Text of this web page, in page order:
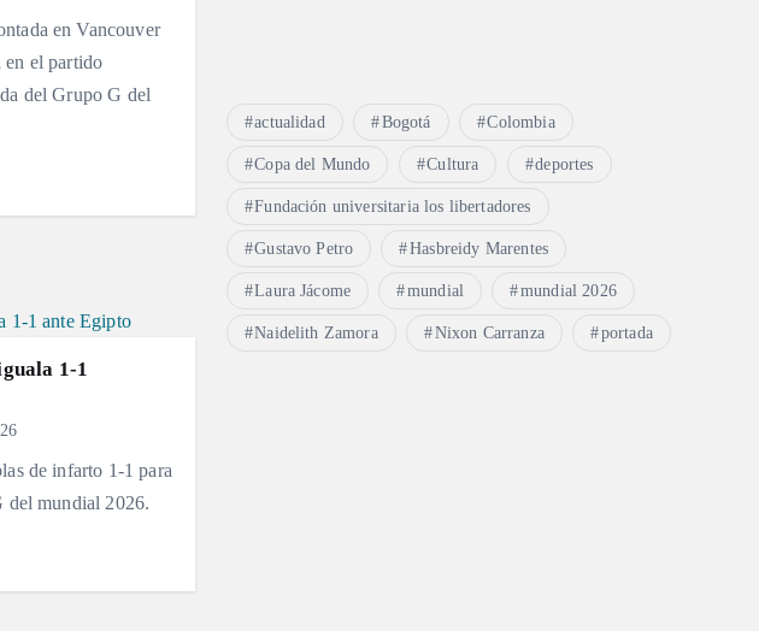
en Vancouver
en el partido
del Grupo G del
1-1
de infarto 1-1 para
del mundial 2026.
actualidad Bogotá Colombia
Copa del Mundo Cultura deportes
Fundación universitaria los libertadores
Gustavo Petro Hasbreidy Marentes
Laura Jácome mundial mundial 2026
Naidelith Zamora Nixon Carranza portada